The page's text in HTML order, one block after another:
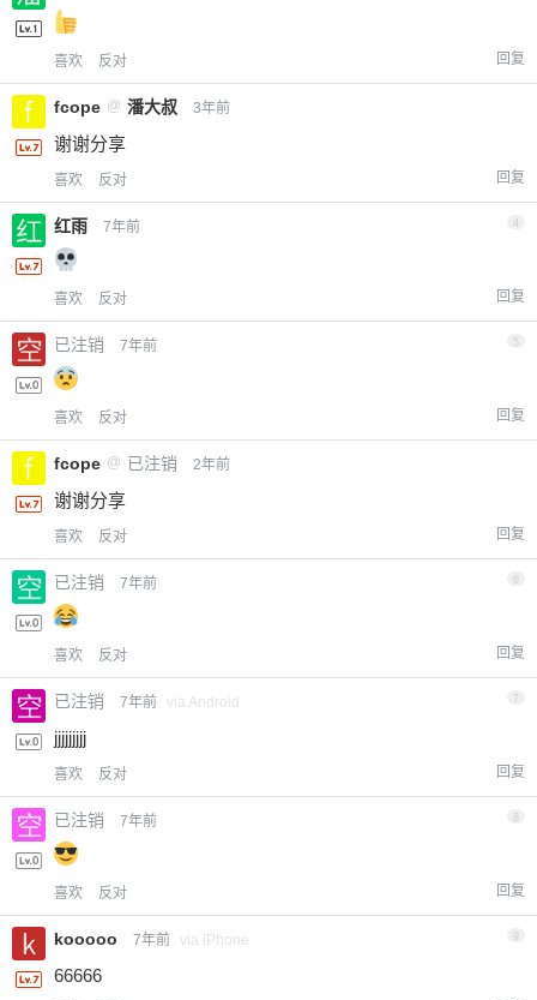
喜欢 反对 回复
fcope @ 潘大叔 3年前
谢谢分享
喜欢 反对 回复
红雨 7年前 4
喜欢 反对 回复
已注销 7年前 5
喜欢 反对 回复
fcope @ 已注销 2年前
谢谢分享
喜欢 反对 回复
已注销 7年前 6
喜欢 反对 回复
已注销 7年前 via Android 7
jjjjjjjjj
喜欢 反对 回复
已注销 7年前
喜欢 反对 回复
kooooo 7年前 via iPhone 9
66666